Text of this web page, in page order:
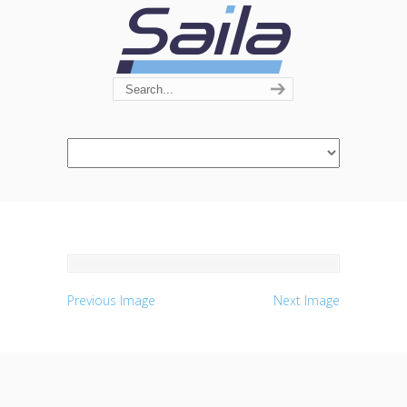
Previous Image Next Image